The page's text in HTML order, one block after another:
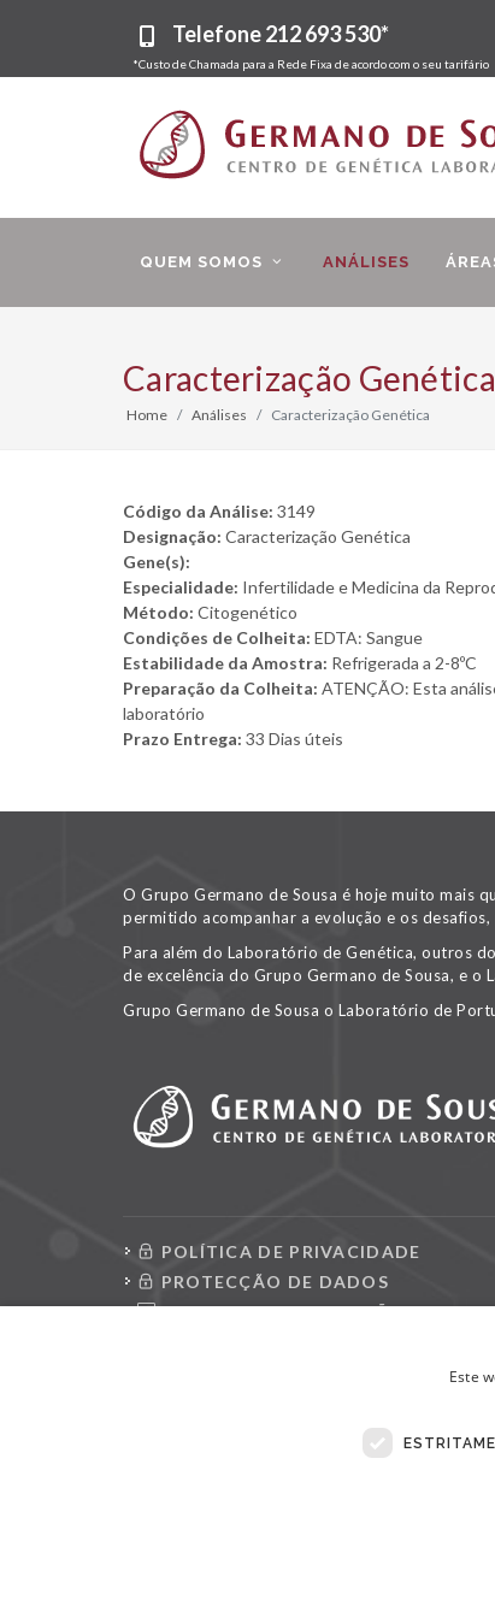
Telefone212 693 530*
*Custo de Chamada para a Rede Fixa de acordo com o seu tarifário
QUEM SOMOS ANÁLISES
Caracterização Genética
Home Análises Caracterização Genética
Código da Análise: 3149
Designação: Caracterização Genética
Gene(s):
Especialidade: Infertilidade e Medicina da
Método: Citogenético
Condições de Colheita: EDTA: Sangue
Estabilidade da Amostra: Refrigerada a 2-8ºC
Preparação da Colheita: ATENÇÃO: Esta
laboratório
Prazo Entrega: 33 Dias úteis
O Grupo Germano de Sousa é hoje muito mais
permitido acompanhar a evolução e os
Para além do Laboratório de Genética, outros
de excelência do Grupo Germano de Sousa, e
Grupo Germano de Sousa o Laboratório de
POLÍTICA DE PRIVACIDADE
PROTECÇÃO DE DADOS
CONSULTAR REQUISIÇÕES
Este